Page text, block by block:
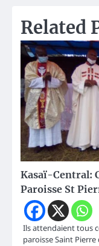
Related
Kasaï-Central:
Paroisse St
Ils attendaient tous
paroisse Saint